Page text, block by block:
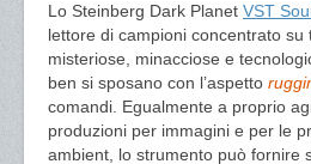
Lo Steinberg Dark Planet VST
lettore di campioni concentrato su
misteriose, minacciose e
ben si sposano con l’aspetto
comandi. Egualmente a proprio
produzioni per immagini e per le
ambient, lo strumento può fornire